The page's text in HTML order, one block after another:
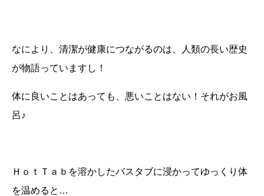
なにより、清潔が健康につながるのは、人類の長い歴史
が物語っていますし！
体に良いことはあっても、悪いことはない！それがお風
呂♪
ＨｏｔＴａｂを溶かしたバスタブに浸かってゆっくり体
を温めると…